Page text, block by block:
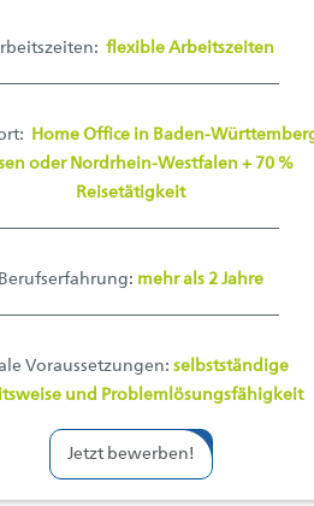
flexible Arbeitszeiten
Home Office in Baden-
oder Nordrhein-Westfalen + 70 %
Reisetätigkeit
Berufserfahrung: mehr als 2 Jahre
Voraussetzungen:selbstständige
und Problemlösungsfähigkeit
Jetzt bewerben!